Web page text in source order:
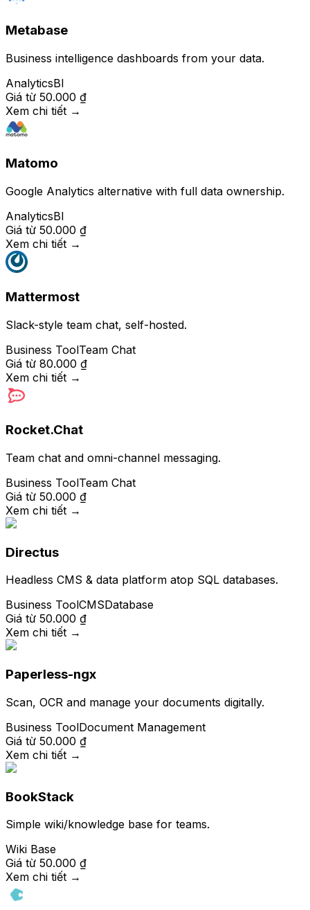
Metabase
Business intelligence dashboards from your data.
AnalyticsBI
Giá từ 50.000 ₫
Xem chi tiết →
Matomo
Google Analytics alternative with full data ownership.
AnalyticsBI
Giá từ 50.000 ₫
Xem chi tiết →
Mattermost
Slack-style team chat, self-hosted.
Business ToolTeam Chat
Giá từ 80.000 ₫
Xem chi tiết →
Rocket.Chat
Team chat and omni-channel messaging.
Business ToolTeam Chat
Giá từ 50.000 ₫
Xem chi tiết →
Directus
Headless CMS & data platform atop SQL databases.
Business ToolCMSDatabase
Giá từ 50.000 ₫
Xem chi tiết →
Paperless-ngx
Scan, OCR and manage your documents digitally.
Business ToolDocument Management
Giá từ 50.000 ₫
Xem chi tiết →
BookStack
Simple wiki/knowledge base for teams.
Wiki Base
Giá từ 50.000 ₫
Xem chi tiết →